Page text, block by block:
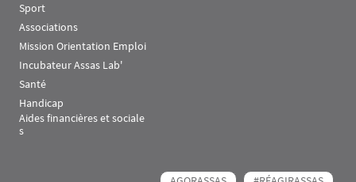
Sport
Associations
Mission Orientation Emploi
Incubateur Assas Lab'
Santé
Handicap
Aides financières et sociale
s